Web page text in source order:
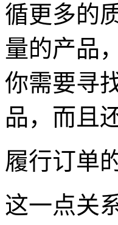
循更多的
量的产品
你需要寻
品，而且
履行订单
这一点关